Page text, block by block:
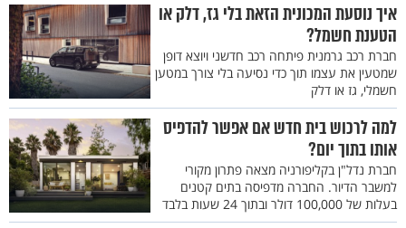
איך נוסעת המכונית הזאת בלי גז, דלק או
הטענת חשמל?
חברת רכב גרמנית פיתחה רכב חדשני ויוצא דופן
שמטעין את עצמו תוך כדי נסיעה בלי צורך במטען
חשמלי, גז או דלק
למה לרכוש בית חדש אם אפשר להדפיס
אותו בתוך יום?
חברת נדל"ן בקליפורניה מצאה פתרון מקורי
למשבר הדיור. החברה מדפיסה בתים קטנים
בעלות של 100,000 דולר ובתוך 24 שעות בלבד